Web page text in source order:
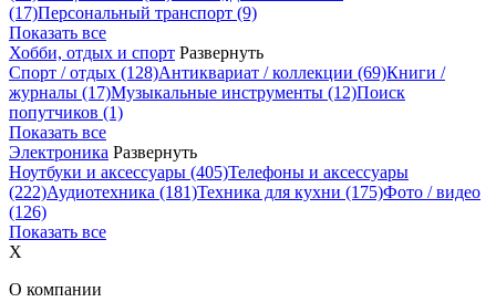
(17)Персональный транспорт (9)
Показать все
Хобби, отдых и спорт Развернуть
Спорт / отдых (128)Антиквариат / коллекции (69)Книги /
журналы (17)Музыкальные инструменты (12)Поиск
попутчиков (1)
Показать все
Электроника Развернуть
Ноутбуки и аксессуары (405)Телефоны и аксессуары
(222)Аудиотехника (181)Техника для кухни (175)Фото / видео
(126)
Показать все
X
О компании